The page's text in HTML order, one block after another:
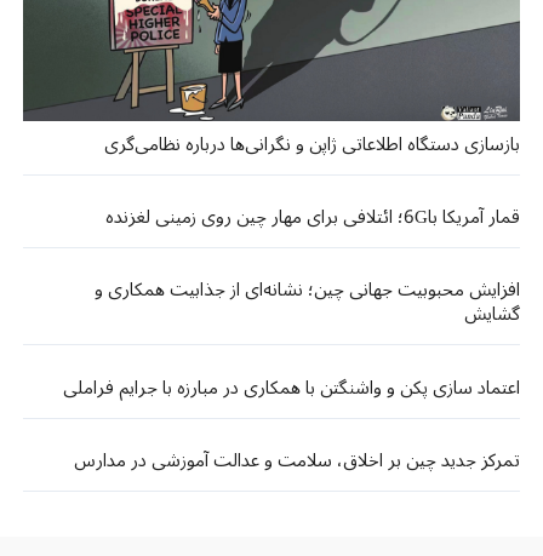
بازسازی دستگاه اطلاعاتی ژاپن و نگرانی‌ها درباره نظامی‌گری
قمار آمریکا با6G؛ ائتلافی برای مهار چین روی زمینی لغزنده
افزایش محبوبیت جهانی چین؛ نشانه‌ای از جذابیت همکاری و
گشایش
اعتماد سازی پکن و واشنگتن با همکاری در مبارزه با جرایم فراملی
تمرکز جدید چین بر اخلاق، سلامت و عدالت آموزشی در مدارس